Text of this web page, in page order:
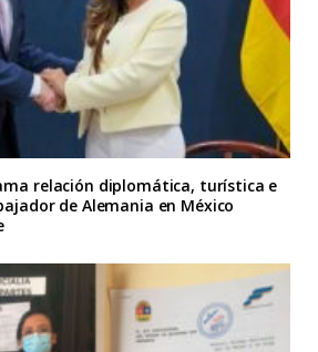
relación diplomática, turística e
de Alemania en México